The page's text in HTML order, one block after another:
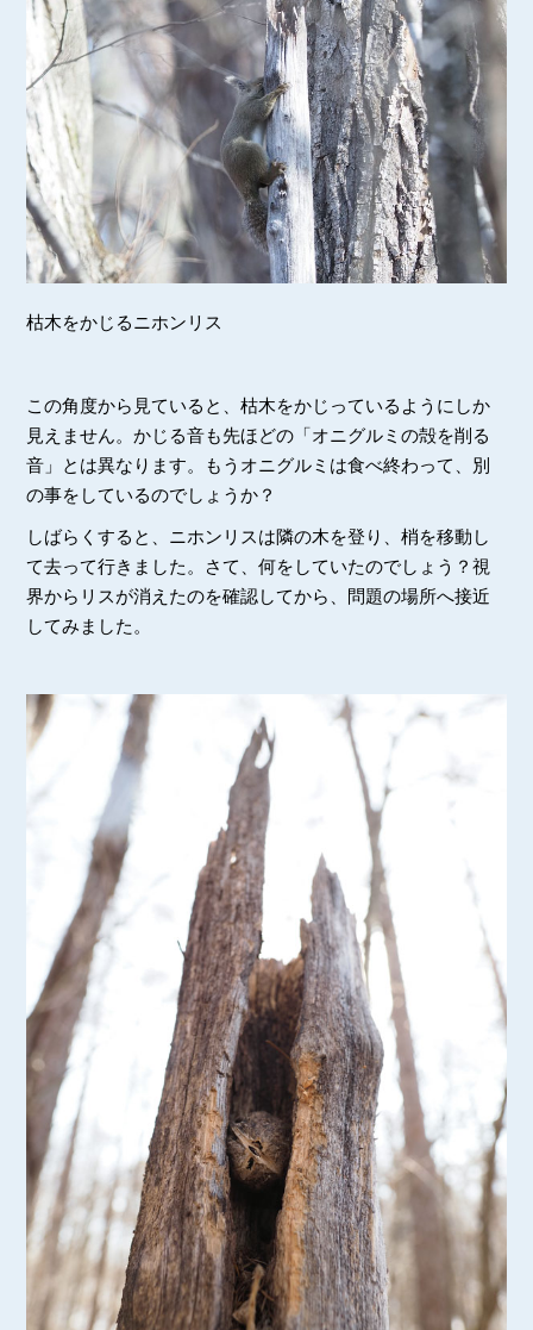
枯木をかじるニホンリス
この角度から見ていると、枯木をかじっているようにしか
見えません。かじる音も先ほどの「オニグルミの殻を削る
音」とは異なります。もうオニグルミは食べ終わって、別
の事をしているのでしょうか？
しばらくすると、ニホンリスは隣の木を登り、梢を移動し
て去って行きました。さて、何をしていたのでしょう？視
界からリスが消えたのを確認してから、問題の場所へ接近
してみました。